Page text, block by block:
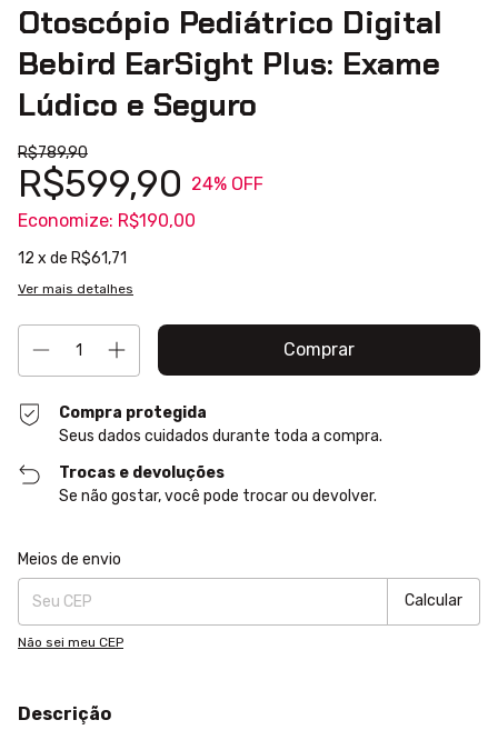
Otoscópio Pediátrico Digital
Bebird EarSight Plus: Exame
Lúdico e Seguro
R$789,90
R$599,90 24% OFF
Economize: R$190,00
12 x de R$61,71
Ver mais detalhes
Compra protegida
Seus dados cuidados durante toda a compra.
Trocas e devoluções
Se não gostar, você pode trocar ou devolver.
Entregas para o CEP:
Meios de envio
Calcular
Não sei meu CEP
Descrição